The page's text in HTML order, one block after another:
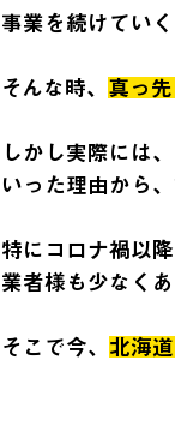
事業を続けてい
そんな時、 真っ
しかし実際には
いった理由から
特にコロナ禍以
業者様も少なくあ
そこで今、 北海